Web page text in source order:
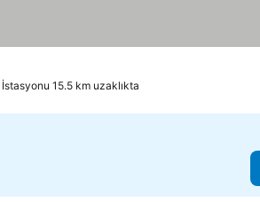
15.5 km uzaklıkta